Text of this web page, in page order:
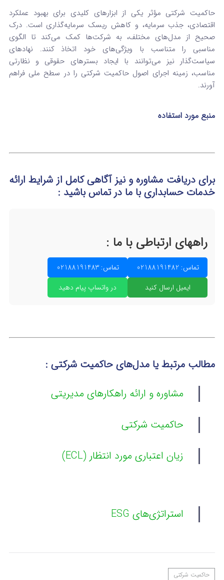
حاکمیت شرکتی مؤثر یکی از ابزارهای کلیدی برای بهبود عملکرد
اقتصادی، جذب سرمایه، و کاهش ریسک سرمایه‌گذاری است. درک
صحیح از مدل‌های مختلف، به شرکت‌ها کمک می‌کند تا الگوی
مناسبی را متناسب با ویژگی‌های خود اتخاذ کنند. نهادهای
سیاست‌گذار نیز می‌توانند با ایجاد بسترهای حقوقی و نظارتی
مناسب، زمینه اجرای اصول حاکمیت شرکتی را در سطح ملی فراهم
آورند.
منبع مورد استفاده
برای دریافت مشاوره و نیز آگاهی کامل از شرایط ارائه
خدمات حسابداریبا ما در تماسباشید :
راههای ارتباطی با ما :
تماس: 02188191482
تماس: 02188191483
ایمیل ارسال کنید
در واتساپ پیام دهید
مطالب مرتبط یا مدل‌های حاکمیت شرکتی :
مشاوره و ارائه راهکارهای مدیریتی
حاکمیت شرکتی
زیان اعتباری مورد انتظار (ECL)
استراتژی‌های ESG
حاکمیت شرکتی